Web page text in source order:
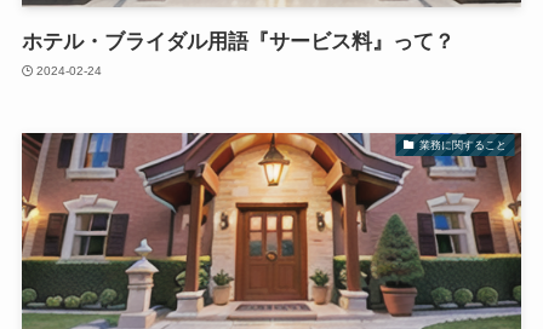
ホテル・ブライダル用語『サービス料』って？
2024-02-24
業務に関すること